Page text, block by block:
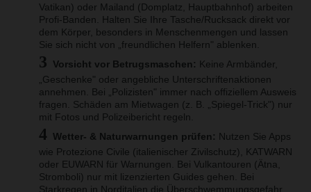
Vatikan) oder Mailand (Domplatz, Hauptbahnhof) arbeiten
Profi-Banden. Halten Sie Ihre Tasche/Rucksack direkt vor
dem Körper, besonders in Menschenmengen und lassen
Sie sich nicht von „freundlichen Helfern" ablenken.
Vorsicht vor Betrugsmaschen: Keine Armbänder,
„Geschenke" oder angebliche Unterschriftenaktionen
annehmen. Bei „Polizisten" immer nach offiziellem Ausweis
fragen. Schäden am Mietwagen (z. B. „Spiegel-Trick") nur
mit Fotos und Polizeibericht regeln.
Wetter- & Naturwarnungen prüfen: Nutzen Sie Apps
wie Protezione Civile (italienischer Zivilschutz), KATWARN
oder EUWARN für Warnungen. Bei Vulkantouren (Ätna,
Stromboli) nur mit lizenzierten Guides gehen. Bei
Starkregen in Norditalien die Überschwemmungsgefahr